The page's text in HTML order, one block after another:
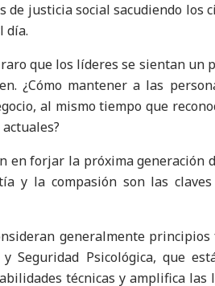
de justicia social sacudiendo los
día.
que los líderes se sientan un
¿Cómo mantener a las
al mismo tiempo que
en forjar la próxima generación
y la compasión son las
generalmente
Seguridad Psicológica, que
técnicas y amplifica las